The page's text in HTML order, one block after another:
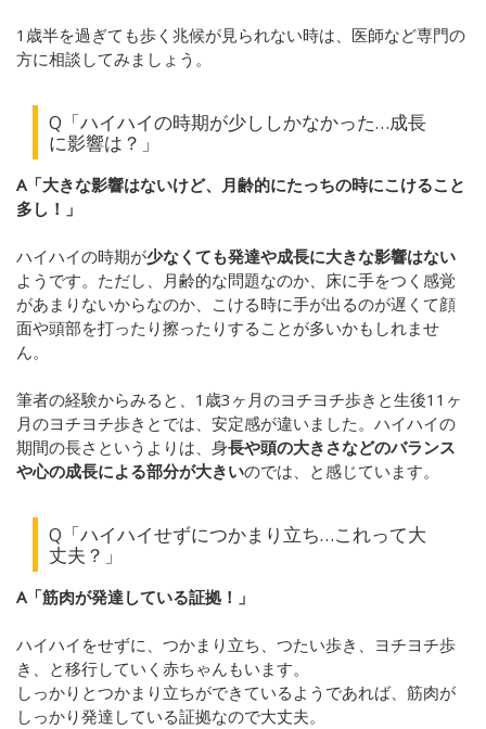
1歳半を過ぎても歩く兆候が見られない時は、医師など専門の
方に相談してみましょう。
Q「ハイハイの時期が少ししかなかった…成長
に影響は？」
A「大きな影響はないけど、月齢的にたっちの時にこけること
多し！」
ハイハイの時期が少なくても発達や成長に大きな影響はない
ようです。ただし、月齢的な問題なのか、床に手をつく感覚
があまりないからなのか、こける時に手が出るのが遅くて顔
面や頭部を打ったり擦ったりすることが多いかもしれませ
ん。
筆者の経験からみると、1歳3ヶ月のヨチヨチ歩きと生後11ヶ
月のヨチヨチ歩きとでは、安定感が違いました。ハイハイの
期間の長さというよりは、身長や頭の大きさなどのバランス
や心の成長による部分が大きいのでは、と感じています。
Q「ハイハイせずにつかまり立ち…これって大
丈夫？」
A「筋肉が発達している証拠！」
ハイハイをせずに、つかまり立ち、つたい歩き、ヨチヨチ歩
き、と移行していく赤ちゃんもいます。
しっかりとつかまり立ちができているようであれば、筋肉が
しっかり発達している証拠なので大丈夫。